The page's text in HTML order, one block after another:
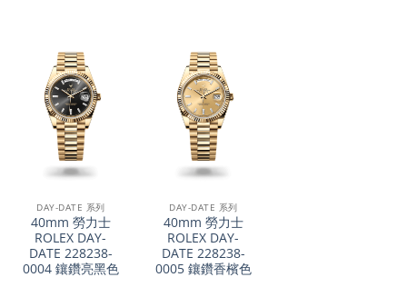
DAY-DATE 系列
40mm 勞力士
ROLEX DAY-
DATE 228238-
0004 鑲鑽亮黑色
DAY-DATE 系列
40mm 勞力士
ROLEX DAY-
DATE 228238-
0005 鑲鑽香檳色